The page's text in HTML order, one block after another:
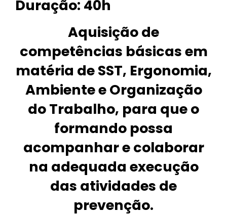
Duração: 40h
Aquisição de
competências básicas em
matéria de SST, Ergonomia,
Ambiente e Organização
do Trabalho, para que o
formando possa
acompanhar e colaborar
na adequada execução
das atividades de
prevenção.